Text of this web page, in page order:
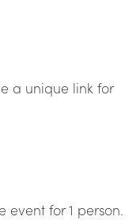
a unique link for
event for 1 person.